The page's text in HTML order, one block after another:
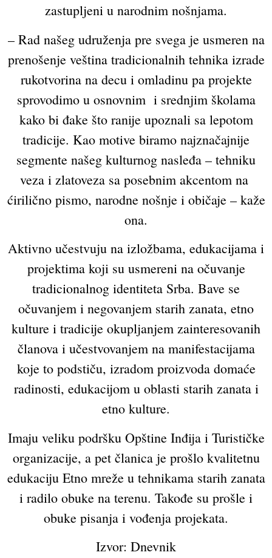
zastupljeni u narodnim nošnjama.
– Rad našeg udruženja pre svega je usmeren na
prenošenje veština tradicionalnih tehnika izrade
rukotvorina na decu i omladinu pa projekte
sprovodimo u osnovnim i srednjim školama
kako bi đake što ranije upoznali sa lepotom
tradicije. Kao motive biramo najznačajnije
segmente našeg kulturnog nasleđa – tehniku
veza i zlatoveza sa posebnim akcentom na
ćirilično pismo, narodne nošnje i običaje – kaže
ona.
Aktivno učestvuju na izložbama, edukacijama i
projektima koji su usmereni na očuvanje
tradicionalnog identiteta Srba. Bave se
očuvanjem i negovanjem starih zanata, etno
kulture i tradicije okupljanjem zainteresovanih
članova i učestvovanjem na manifestacijama
koje to podstiču, izradom proizvoda domaće
radinosti, edukacijom u oblasti starih zanata i
etno kulture.
Imaju veliku podršku Opštine Inđija i Turističke
organizacije, a pet članica je prošlo kvalitetnu
edukaciju Etno mreže u tehnikama starih zanata
i radilo obuke na terenu. Takođe su prošle i
obuke pisanja i vođenja projekata.
Izvor: Dnevnik